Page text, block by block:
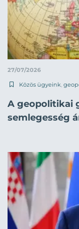
27/07/2026
Közös ügyeink
A geopolitikai
semlegesség